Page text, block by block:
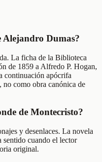
Alejandro Dumas?
La ficha de la Biblioteca
de 1859 a Alfredo P. Hogan,
continuación apócrifa
como obra canónica de
de Montecristo?
y desenlaces. La novela
sentido cuando el lector
original.